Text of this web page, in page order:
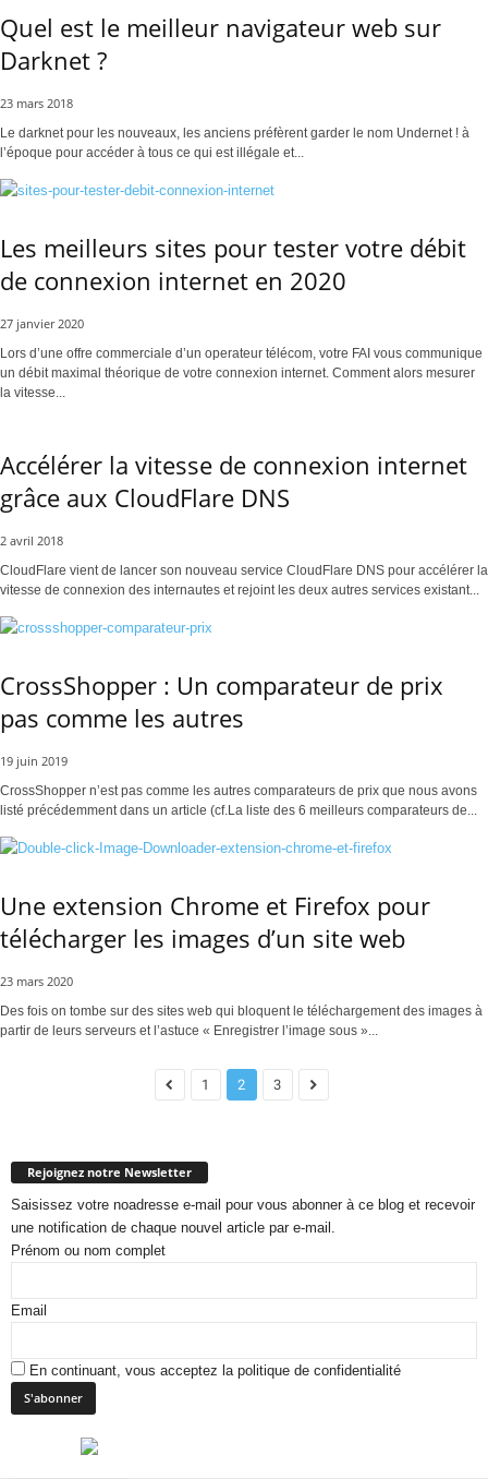
Quel est le meilleur navigateur web sur
Darknet ?
23 mars 2018
Le darknet pour les nouveaux, les anciens préfèrent garder le nom Undernet ! à
l’époque pour accéder à tous ce qui est illégale et...
Les meilleurs sites pour tester votre débit
de connexion internet en 2020
27 janvier 2020
Lors d’une offre commerciale d’un operateur télécom, votre FAI vous communique
un débit maximal théorique de votre connexion internet. Comment alors mesurer
la vitesse...
Accélérer la vitesse de connexion internet
grâce aux CloudFlare DNS
2 avril 2018
CloudFlare vient de lancer son nouveau service CloudFlare DNS pour accélérer la
vitesse de connexion des internautes et rejoint les deux autres services existant...
CrossShopper : Un comparateur de prix
pas comme les autres
19 juin 2019
CrossShopper n’est pas comme les autres comparateurs de prix que nous avons
listé précédemment dans un article (cf.La liste des 6 meilleurs comparateurs de...
Une extension Chrome et Firefox pour
télécharger les images d’un site web
23 mars 2020
Des fois on tombe sur des sites web qui bloquent le téléchargement des images à
partir de leurs serveurs et l’astuce « Enregistrer l’image sous »...
1 2 3
Rejoignez notre Newsletter
Saisissez votre noadresse e-mail pour vous abonner à ce blog et recevoir
une notification de chaque nouvel article par e-mail.
Prénom ou nom complet
Email
En continuant, vous acceptez la politique de confidentialité